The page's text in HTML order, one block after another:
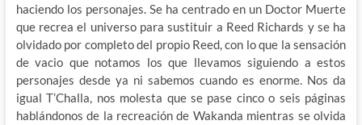
haciendo los personajes. Se ha centrado en un Doctor Muerte
que recrea el universo para sustituir a Reed Richards y se ha
olvidado por completo del propio Reed, con lo que la sensación
de vacio que notamos los que llevamos siguiendo a estos
personajes desde ya ni sabemos cuando es enorme. Nos da
igual T’Challa, nos molesta que se pase cinco o seis páginas
hablándonos de la recreación de Wakanda mientras se olvida